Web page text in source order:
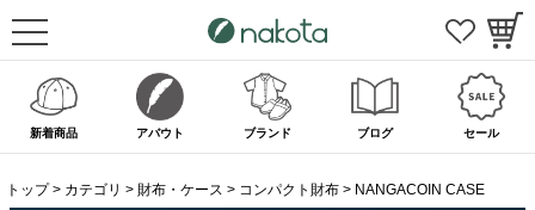
新着商品 アバウト ブランド ブログ セール
トップ カテゴリ 財布・ケース コンパクト財布 NANGACOIN CASE